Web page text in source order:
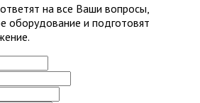
на все Ваши вопросы,
оборудование и подготовят